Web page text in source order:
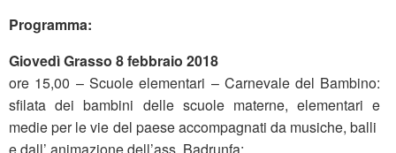
Programma:
Giovedì Grasso 8 febbraio 2018
ore 15,00 – Scuole elementari – Carnevale del Bambino:
sfilata dei bambini delle scuole materne, elementari e
medie per le vie del paese accompagnati da musiche, balli